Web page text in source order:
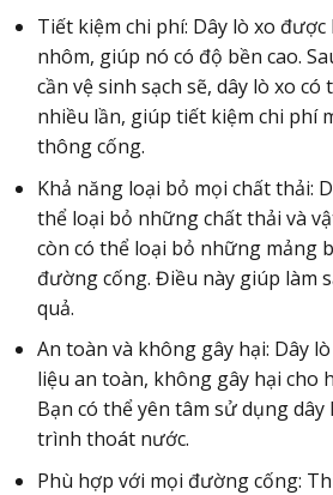
Tiết kiệm chi phí: Dây lò xo
nhôm, giúp nó có độ bền cao.
cần vệ sinh sạch sẽ, dây lò xo
nhiều lần, giúp tiết kiệm chi phí
thông cống.
Khả năng loại bỏ mọi chất thải:
thể loại bỏ những chất thải và
còn có thể loại bỏ những mảng
đường cống. Điều này giúp làm
quả.
An toàn và không gây hại: Dây
liệu an toàn, không gây hại cho
Bạn có thể yên tâm sử dụng
trình thoát nước.
Phù hợp với mọi đường cống: